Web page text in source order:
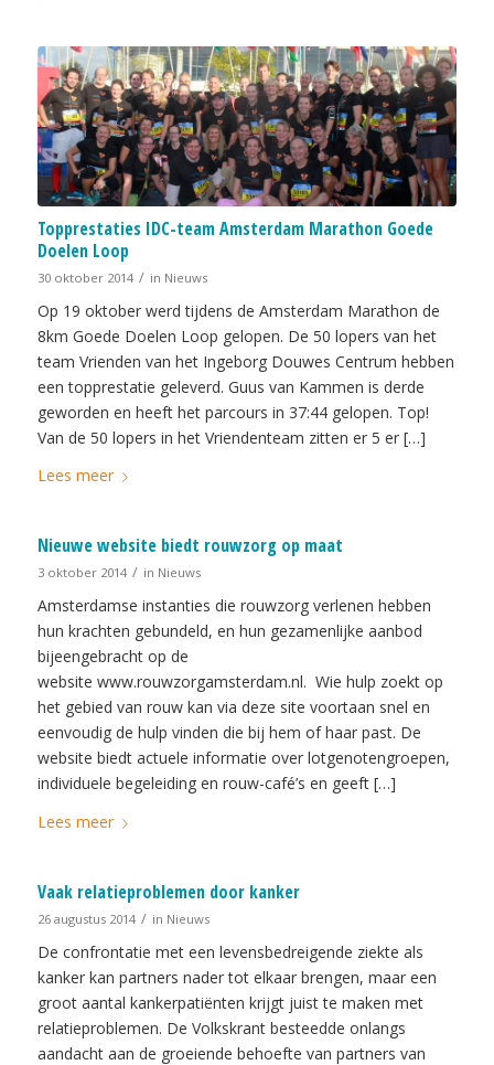
Topprestaties IDC-team Amsterdam Marathon Goede
Doelen Loop
30 oktober 2014 / in Nieuws
Op 19 oktober werd tijdens de Amsterdam Marathon de
8km Goede Doelen Loop gelopen. De 50 lopers van het
team Vrienden van het Ingeborg Douwes Centrum hebben
een topprestatie geleverd. Guus van Kammen is derde
geworden en heeft het parcours in 37:44 gelopen. Top!
Van de 50 lopers in het Vriendenteam zitten er 5 er […]
Lees meer
Nieuwe website biedt rouwzorg op maat
3 oktober 2014 / in Nieuws
Amsterdamse instanties die rouwzorg verlenen hebben
hun krachten gebundeld, en hun gezamenlijke aanbod
bijeengebracht op de
website www.rouwzorgamsterdam.nl. Wie hulp zoekt op
het gebied van rouw kan via deze site voortaan snel en
eenvoudig de hulp vinden die bij hem of haar past. De
website biedt actuele informatie over lotgenotengroepen,
individuele begeleiding en rouw-café’s en geeft […]
Lees meer
Vaak relatieproblemen door kanker
26 augustus 2014 / in Nieuws
De confrontatie met een levensbedreigende ziekte als
kanker kan partners nader tot elkaar brengen, maar een
groot aantal kankerpatiënten krijgt juist te maken met
relatieproblemen. De Volkskrant besteedde onlangs
aandacht aan de groeiende behoefte van partners van